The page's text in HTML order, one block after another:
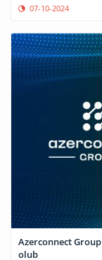
07-10-2024
Azerconnect
olub